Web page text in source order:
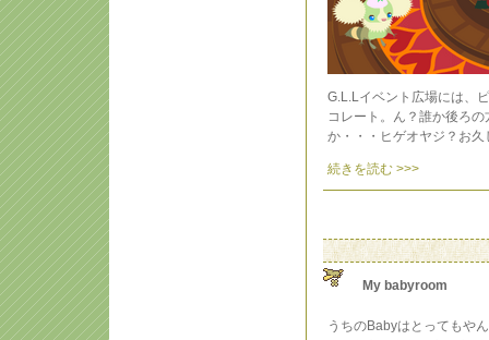
G.L.Lイベント広場には、
コレート。ん？誰か後ろ
か・・・ヒゲオヤジ？お久
続きを読む >>>
My babyroom
うちのBabyはとってもや